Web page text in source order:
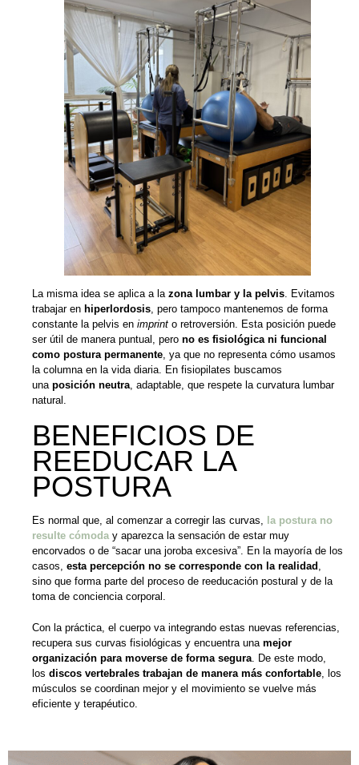
La misma idea se aplica a la zona lumbar y la pelvis . Evitamos
trabajar en hiperlordosis , pero tampoco mantenemos de forma
constante la pelvis en imprint o retroversión. Esta posición puede
ser útil de manera puntual, pero no es fisiológica ni funcional
como postura permanente , ya que no representa cómo usamos
la columna en la vida diaria. En fisiopilates buscamos
una posición neutra , adaptable, que respete la curvatura lumbar
natural.
BENEFICIOS DE
REEDUCAR LA
POSTURA
Es normal que, al comenzar a corregir las curvas, la postura no
resulte cómoda y aparezca la sensación de estar muy
encorvados o de “sacar una joroba excesiva”. En la mayoría de los
casos, esta percepción no se corresponde con la realidad ,
sino que forma parte del proceso de reeducación postural y de la
toma de conciencia corporal.
Con la práctica, el cuerpo va integrando estas nuevas referencias,
recupera sus curvas fisiológicas y encuentra una mejor
organización para moverse de forma segura . De este modo,
los discos vertebrales trabajan de manera más confortable , los
músculos se coordinan mejor y el movimiento se vuelve más
eficiente y terapéutico.